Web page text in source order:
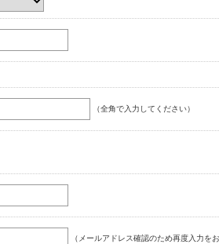
（全角で入力してください）
（メールアドレス確認のため再度入力を